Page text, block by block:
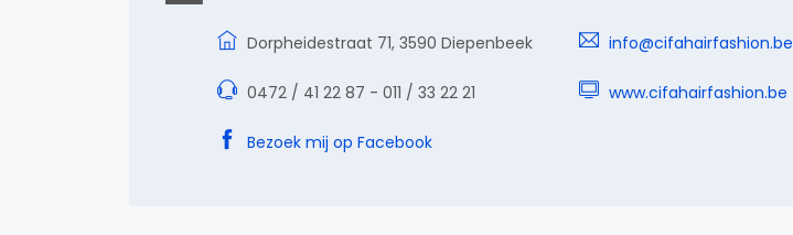
Dorpheidestraat 71, 3590 Diepenbeek
0472 / 41 22 87 - 011 / 33 22 21
Bezoek mij op Facebook
info@cifahairfashion.be
www.cifahairfashion.be